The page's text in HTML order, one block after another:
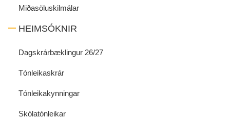
Miðasöluskilmálar
HEIMSÓKNIR
Dagskrárbæklingur 26/27
Tónleikaskrár
Tónleikakynningar
Skólatónleikar